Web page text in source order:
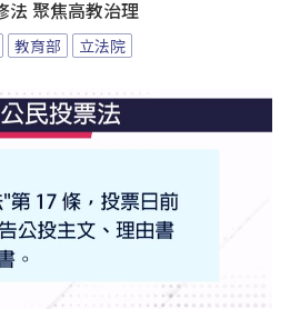
法 聚焦高教治理
教育部 立法院